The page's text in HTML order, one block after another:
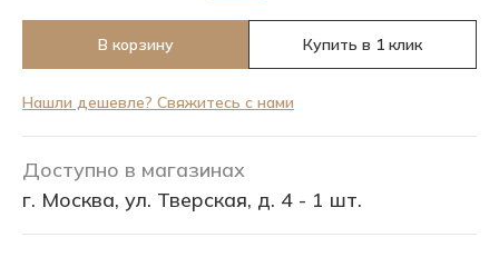
В корзину Купить в 1 клик
Нашли дешевле? Свяжитесь с нами
Доступно в магазинах
г. Москва, ул. Тверская, д. 4 - 1 шт.